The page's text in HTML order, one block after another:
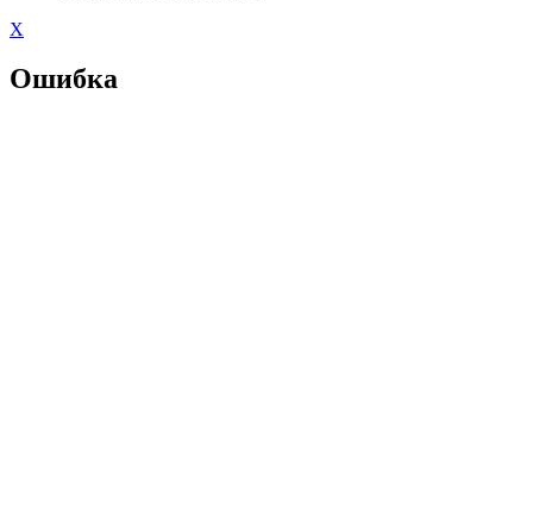
X
Ошибка